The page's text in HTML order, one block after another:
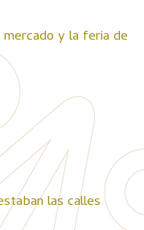
y la feria de
las calles